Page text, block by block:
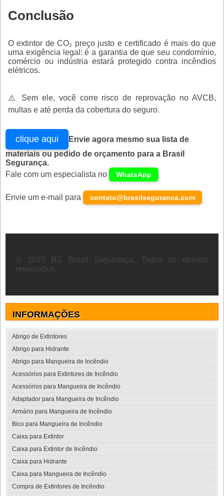
Conclusão
O extintor de CO₂ preço justo e certificado é mais do que
uma exigência legal: é a garantia de que seu condomínio,
comércio ou indústria estará protegido contra incêndios
elétricos.
⚠️ Sem ele, você corre risco de reprovação no AVCB,
multas e até perda da cobertura do seguro.
clique aqui
Envie agora mesmo sua lista de
materiais ou pedido de orçamento para a Brasil
Segurança.
Fale com um especialista no
WhatsApp
Envie um e-mail para contato@brasilseguranca.com
© 2025 BS Brasil Segurança. Todos os direitos
reservados.
INFORMAÇÕES
Abrigo de Extintores
Abrigo para Hidrante
Abrigo para Mangueira de Incêndio
Acessórios para Extintores de Incêndio
Acessórios para Mangueira de Incêndio
Adaptador para Mangueira de Incêndio
Armário para Mangueira de Incêndio
Bico para Mangueira de Incêndio
Caixa para Extintor
Caixa para Extintor de Incêndio
Caixa para Hidrante
Caixa para Mangueira de Incêndio
Compra de Extintores de Incêndio